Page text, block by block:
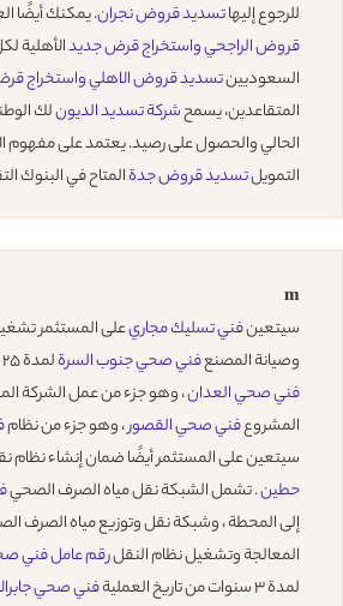
للرجوع إليهاتسديد قروض نجران. يمكنك أيضًا
قروض الراجحي واستخراج قرض جديدالأهلية
السعوديينتسديد قروض الاهلي واستخراج
المتقاعدين، يسمحشركة تسديد الديونلك
الحالي والحصول على رصيد. يعتمد على مفهوم
التمويلتسديد قروض جدةالمتاح في البنوك
m
سيتعينفني تسليك مجاريعلى المستثمر
وصيانة المصنعفني صحي جنوب السرةلمدة 25 سنة من تاريخ الانتهاء
فني صحي العدان، وهو جزء من عمل الشركة
المشروعفني صحي القصور، وهو جزء من نظام
سيتعين على المستثمر أيضًا ضمان إنشاء نظام
حطين. تشمل الشبكة نقل مياه الصرف الصحي
إلى المحطة ، وشبكة نقل وتوزيع مياه الصرف
المعالجة وتشغيل نظام النقلرقم عامل فني
لمدة 3 سنوات من تاريخ العملية
فني صحي